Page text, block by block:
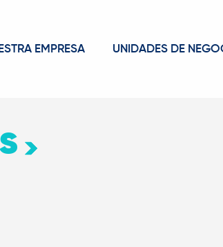
EMPRESA UNIDADES DE